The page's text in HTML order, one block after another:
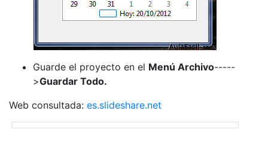
Guarde el proyecto en el Menú Archivo-----
>Guardar Todo.
Web consultada: es.slideshare.net